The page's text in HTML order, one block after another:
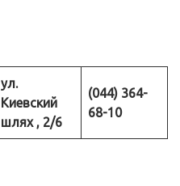
ул.
Киевский
шлях , 2/6
(044) 364-
68-10